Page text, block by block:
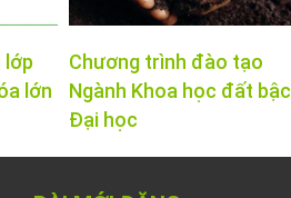
lớp
lớn
Chương trình đào tạo
Ngành Khoa học đất bậc
Đại học